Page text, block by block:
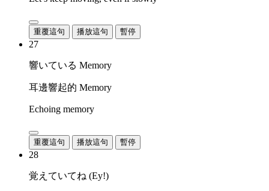
重覆這句 播放這句 暫停
27
響いている Memory
耳邊響起的 Memory
Echoing memory
重覆這句 播放這句 暫停
28
覚えていてね (Ey!)